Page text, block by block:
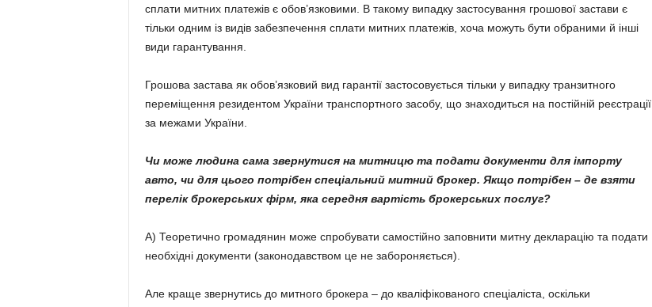
сплати митних платежів є обов’язковими. В такому випадку застосування грошової застави є
тільки одним із видів забезпечення сплати митних платежів, хоча можуть бути обраними й інші
види гарантування.
Грошова застава як обов’язковий вид гарантії застосовується тільки у випадку транзитного
переміщення резидентом України транспортного засобу, що знаходиться на постійній реєстрації
за межами України.
Чи може людина сама звернутися на митницю та подати документи для імпорту
авто, чи для цього потрібен спеціальний митний брокер. Якщо потрібен – де взяти
перелік брокерських фірм, яка середня вартість брокерських послуг?
А) Теоретично громадянин може спробувати самостійно заповнити митну декларацію та подати
необхідні документи (законодавством це не забороняється).
Але краще звернутись до митного брокера – до кваліфікованого спеціаліста, оскільки